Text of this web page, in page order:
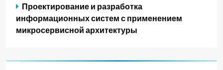
Проектирование и разработка
информационных систем с применением
микросервисной архитектуры